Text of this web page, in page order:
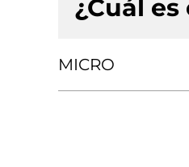
¿Cuál
MICRO